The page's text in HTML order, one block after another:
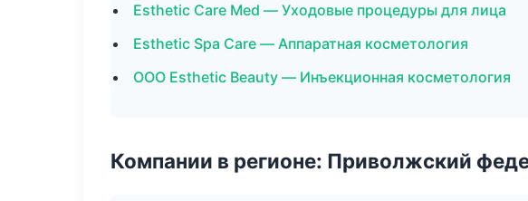
Esthetic Care Med — Уходовые процедуры для лица
Esthetic Spa Care — Аппаратная косметология
ООО Esthetic Beauty — Инъекционная косметология
Компании в регионе: Приволжский